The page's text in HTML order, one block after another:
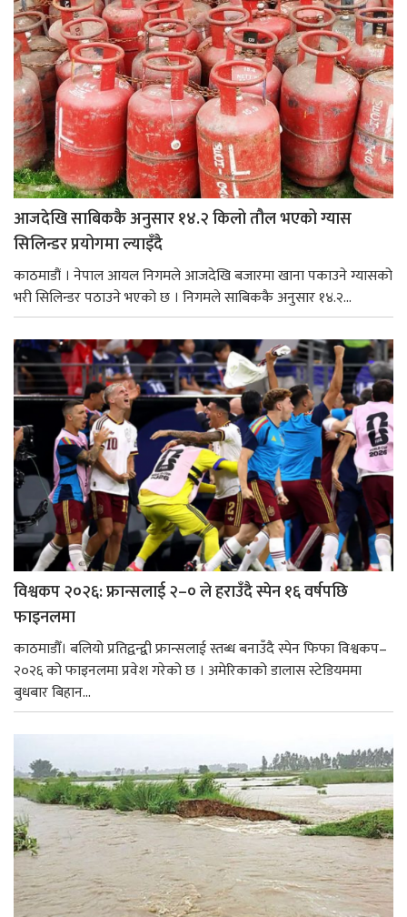
आजदेखि साबिककै अनुसार १४.२ किलो तौल भएको ग्यास
सिलिन्डर प्रयोगमा ल्याइँदै
काठमाडौं । नेपाल आयल निगमले आजदेखि बजारमा खाना पकाउने ग्यासको
भरी सिलिन्डर पठाउने भएको छ । निगमले साबिककै अनुसार १४.२...
विश्वकप २०२६: फ्रान्सलाई २–० ले हराउँदै स्पेन १६ वर्षपछि
फाइनलमा
काठमाडौँ। बलियो प्रतिद्वन्द्वी फ्रान्सलाई स्तब्ध बनाउँदै स्पेन फिफा विश्वकप–
२०२६ को फाइनलमा प्रवेश गरेको छ । अमेरिकाको डालास स्टेडियममा
बुधबार बिहान...